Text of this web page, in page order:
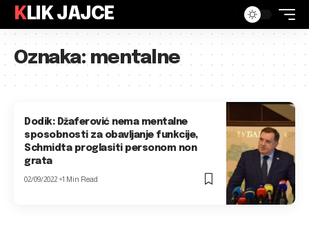
KLIK JAJCE
Oznaka:mentalne
Dodik: Džaferović nema mentalne
sposobnosti za obavljanje funkcije,
Schmidta proglasiti personom non
grata
02/09/2022 1 Min Read